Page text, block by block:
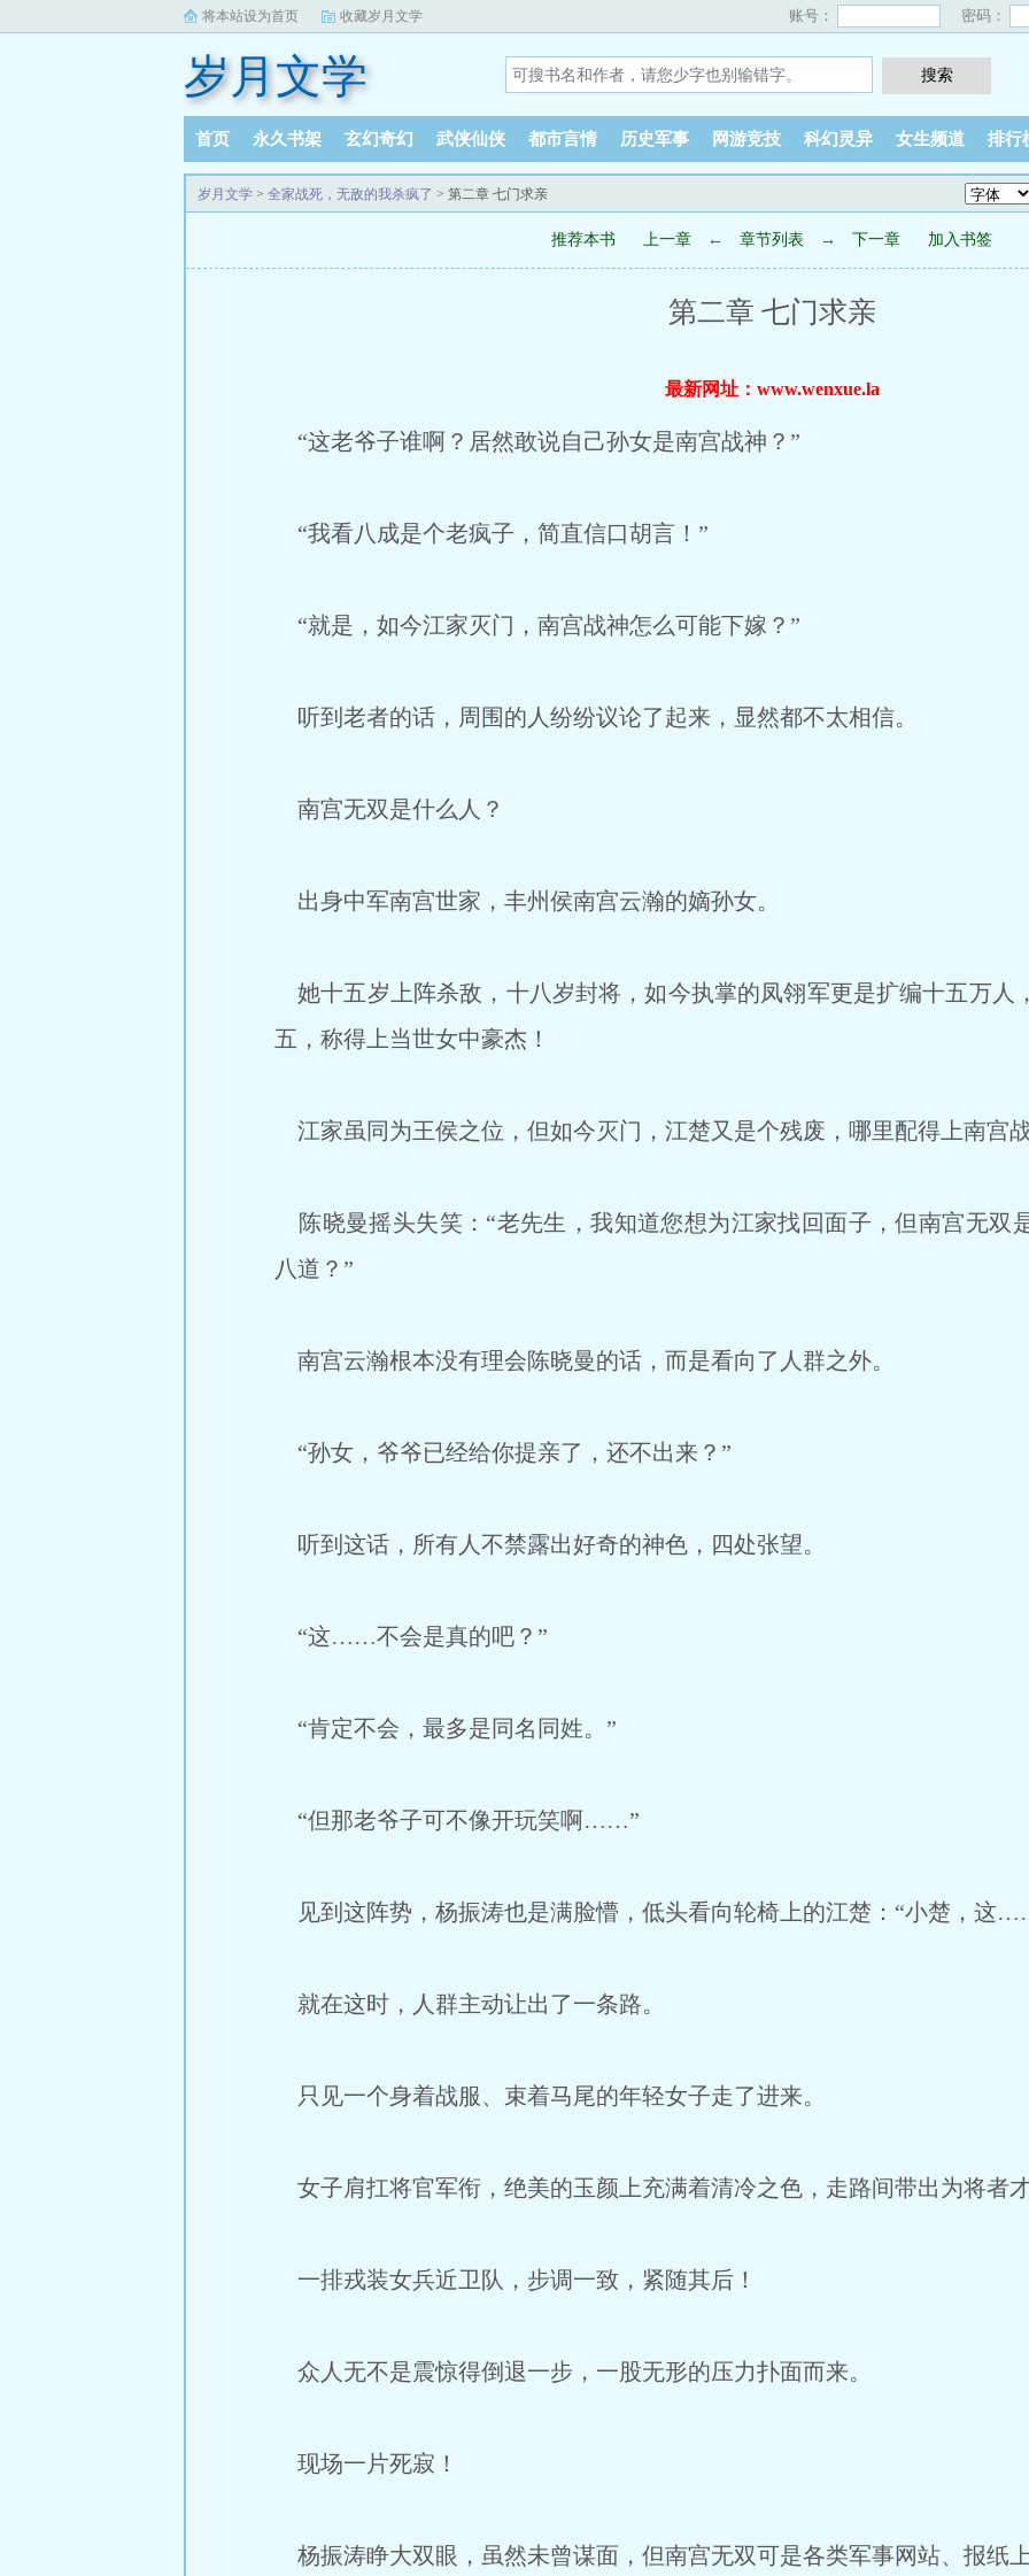
将本站设为首页 收藏岁月文学 账号： 密码：
岁月文学
首页 永久书架 玄幻奇幻 武侠仙侠 都市言情 历史军事 网游竞技 科幻灵异 女生频道 排行
岁月文学 > 全家战死，无敌的我杀疯了 > 第二章 七门求亲
推荐本书 上一章 ← 章节列表 → 下一章 加入书签
第二章 七门求亲
最新网址：www.wenxue.la
“这老爷子谁啊？居然敢说自己孙女是南宫战神？”
“我看八成是个老疯子，简直信口胡言！”
“就是，如今江家灭门，南宫战神怎么可能下嫁？”
听到老者的话，周围的人纷纷议论了起来，显然都不太相信。
南宫无双是什么人？
出身中军南宫世家，丰州侯南宫云瀚的嫡孙女。
她十五岁上阵杀敌，十八岁封将，如今执掌的凤翎军更是扩编十五万人
五，称得上当世女中豪杰！
江家虽同为王侯之位，但如今灭门，江楚又是个残废，哪里配得上南宫
陈晓曼摇头失笑：“老先生，我知道您想为江家找回面子，但南宫无双
八道？”
南宫云瀚根本没有理会陈晓曼的话，而是看向了人群之外。
“孙女，爷爷已经给你提亲了，还不出来？”
听到这话，所有人不禁露出好奇的神色，四处张望。
“这……不会是真的吧？”
“肯定不会，最多是同名同姓。”
“但那老爷子可不像开玩笑啊……”
见到这阵势，杨振涛也是满脸懵，低头看向轮椅上的江楚：“小楚，这
就在这时，人群主动让出了一条路。
只见一个身着战服、束着马尾的年轻女子走了进来。
女子肩扛将官军衔，绝美的玉颜上充满着清冷之色，走路间带出为将者
一排戎装女兵近卫队，步调一致，紧随其后！
众人无不是震惊得倒退一步，一股无形的压力扑面而来。
现场一片死寂！
杨振涛睁大双眼，虽然未曾谋面，但南宫无双可是各类军事网站、报纸